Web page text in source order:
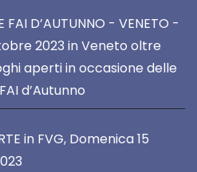
FAI D’AUTUNNO - VENETO -
2023 in Veneto oltre
aperti in occasione delle
d’Autunno
in FVG, Domenica 15